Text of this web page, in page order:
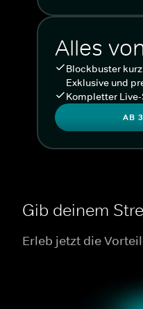
Alles
Blockbuster
Exklusive und
Kompletter
AB
Gib deinem
Erleb jetzt die